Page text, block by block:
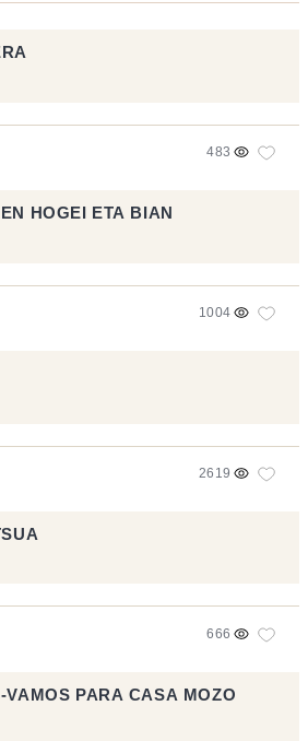
483
HOGEI ETA BIAN
1004
2619
666
VAMOS PARA CASA MOZO